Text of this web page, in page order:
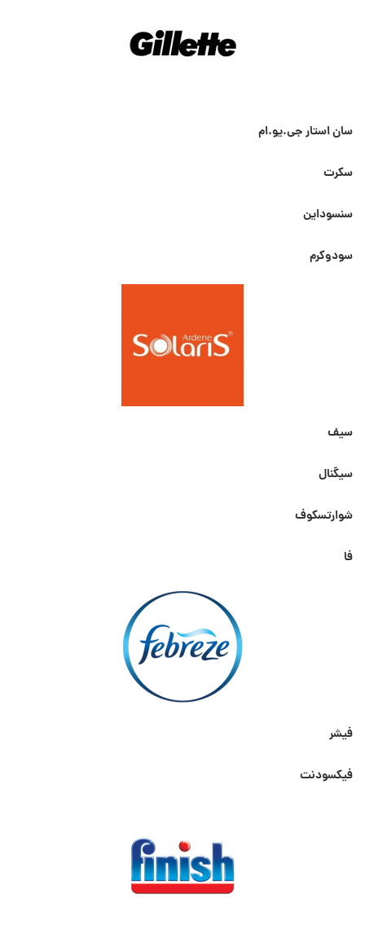
سان استار جی.یو.ام
سکرت
سنسوداین
سودوکرم
سیف
سیگنال
شوارتسکوف
فا
فیشر
فیکسودنت